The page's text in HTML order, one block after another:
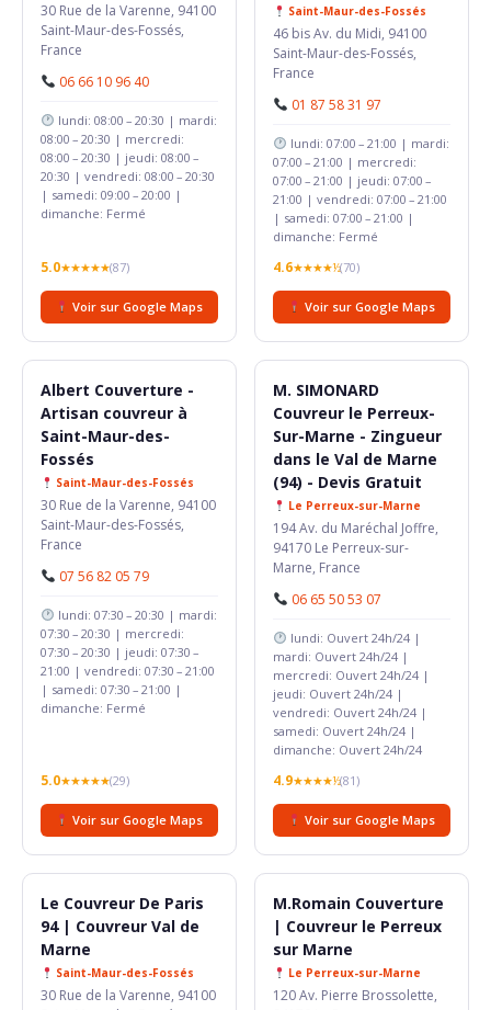
30 Rue de la Varenne, 94100
Saint-Maur-des-Fossés,
France
06 66 10 96 40
lundi: 08:00 – 20:30 | mardi:
08:00 – 20:30 | mercredi:
08:00 – 20:30 | jeudi: 08:00 –
20:30 | vendredi: 08:00 – 20:30
| samedi: 09:00 – 20:00 |
dimanche: Fermé
5.0★★★★★(87)
Voir sur Google Maps
Saint-Maur-des-Fossés
46 bis Av. du Midi, 94100
Saint-Maur-des-Fossés,
France
01 87 58 31 97
lundi: 07:00 – 21:00 | mardi:
07:00 – 21:00 | mercredi:
07:00 – 21:00 | jeudi: 07:00 –
21:00 | vendredi: 07:00 – 21:00
| samedi: 07:00 – 21:00 |
dimanche: Fermé
4.6★★★★½(70)
Voir sur Google Maps
Albert Couverture -
Artisan couvreur à
Saint-Maur-des-
Fossés
Saint-Maur-des-Fossés
30 Rue de la Varenne, 94100
Saint-Maur-des-Fossés,
France
07 56 82 05 79
lundi: 07:30 – 20:30 | mardi:
07:30 – 20:30 | mercredi:
07:30 – 20:30 | jeudi: 07:30 –
21:00 | vendredi: 07:30 – 21:00
| samedi: 07:30 – 21:00 |
dimanche: Fermé
5.0★★★★★(29)
Voir sur Google Maps
M. SIMONARD
Couvreur le Perreux-
Sur-Marne - Zingueur
dans le Val de Marne
(94) - Devis Gratuit
Le Perreux-sur-Marne
194 Av. du Maréchal Joffre,
94170 Le Perreux-sur-
Marne, France
06 65 50 53 07
lundi: Ouvert 24h/24 |
mardi: Ouvert 24h/24 |
mercredi: Ouvert 24h/24 |
jeudi: Ouvert 24h/24 |
vendredi: Ouvert 24h/24 |
samedi: Ouvert 24h/24 |
dimanche: Ouvert 24h/24
4.9★★★★½(81)
Voir sur Google Maps
Le Couvreur De Paris
94 | Couvreur Val de
Marne
Saint-Maur-des-Fossés
30 Rue de la Varenne, 94100
M.Romain Couverture
| Couvreur le Perreux
sur Marne
Le Perreux-sur-Marne
120 Av. Pierre Brossolette,